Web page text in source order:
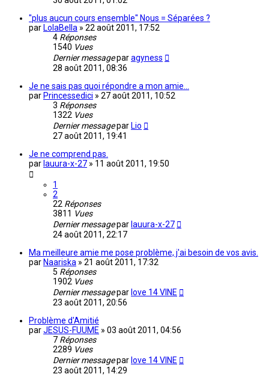
''plus aucun cours ensemble'' Nous = Séparées ?
par LolaBella » 22 août 2011, 17:52
4 Réponses
1540 Vues
Dernier messageparagyness
28 août 2011, 08:36
Je ne sais pas quoi répondre a mon amie...
par Princessedici » 27 août 2011, 10:52
3 Réponses
1322 Vues
Dernier messagepar Lio
27 août 2011, 19:41
Je ne comprend pas.
par lauura-x-27 » 11 août 2011, 19:50
1
2
22 Réponses
3811 Vues
Dernier messagepar lauura-x-27
24 août 2011, 22:17
Ma meilleure amie me pose problème, j'ai besoin de vos avis.
par Naariska » 21 août 2011, 17:32
5 Réponses
1902 Vues
Dernier messagepar love 14 VINE
23 août 2011, 20:56
Problème d'Amitié
parJESUS-FUUME » 03 août 2011, 04:56
7 Réponses
2289 Vues
Dernier messagepar love 14 VINE
23 août 2011, 14:29